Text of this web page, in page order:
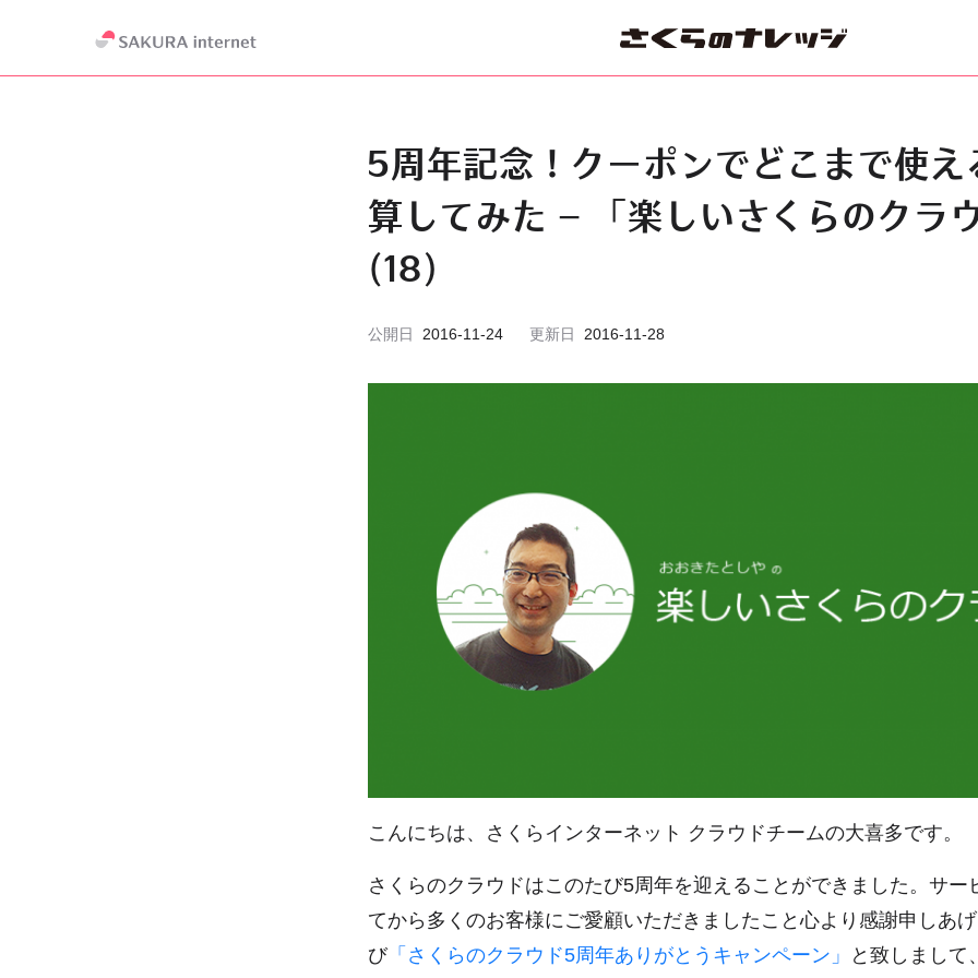
5周年記念！クーポンでどこまで使え
算してみた – 「楽しいさくらのクラ
(18)
公開日 2016-11-24 更新日 2016-11-28
こんにちは、さくらインターネット クラウドチームの大喜多です。
さくらのクラウドはこのたび5周年を迎えることができました。サー
てから多くのお客様にご愛顧いただきましたこと心より感謝申しあ
び「さくらのクラウド5周年ありがとうキャンペーン」 と致しまして